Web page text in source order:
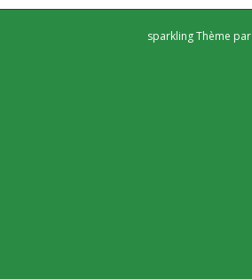
sparkling Thème par